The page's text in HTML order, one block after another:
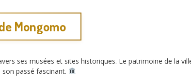
Mongomo
ses musées et sites historiques. Le patrimoine de la
passé fascinant.